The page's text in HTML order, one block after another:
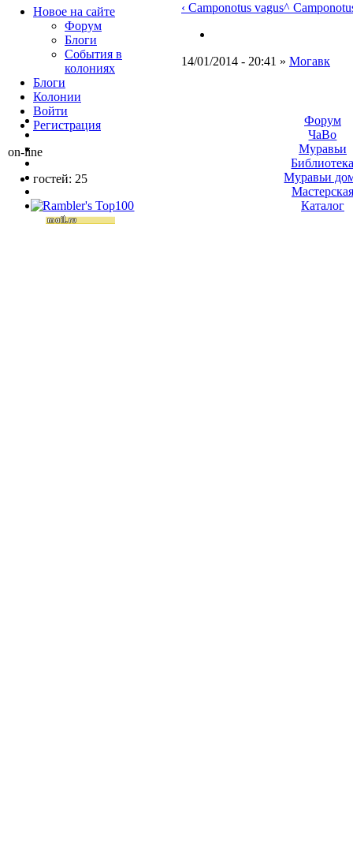
‹ Camponotus vagus^
14/01/2014 - 20:41 » Могавк
Новое на сайте
Форум
Блоги
События в
колониях
Блоги
Колонии
Войти
Peгиcтpaция
on-line
гостей: 25
Форум
ЧаВо
Муравьи
Муравьи
Мастерская
Каталог